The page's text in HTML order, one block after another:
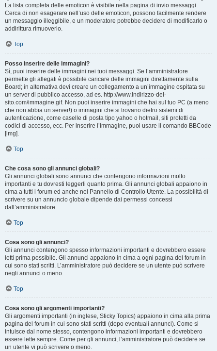
La lista completa delle emoticon è visibile nella pagina di invio messaggi.
Cerca di non esagerare nell’uso delle emoticon, possono facilmente rendere
un messaggio illeggibile, e un moderatore potrebbe decidere di modificarlo o
addirittura rimuoverlo.
Top
Posso inserire delle immagini?
Sì, puoi inserire delle immagini nei tuoi messaggi. Se l’amministratore
permette gli allegati è possibile caricare delle immagini direttamente sulla
Board; in alternativa devi creare un collegamento a un’immagine ospitata su
un server di pubblico accesso, ad es. http://www.indirizzo-del-
sito.com/immagine.gif. Non puoi inserire immagini che hai sul tuo PC (a meno
che non abbia un server!) o immagini che si trovano dietro sistemi di
autenticazione, come caselle di posta tipo yahoo o hotmail, siti protetti da
codici di accesso, ecc. Per inserire l’immagine, puoi usare il comando BBCode
[img].
Top
Che cosa sono gli annunci globali?
Gli annunci globali sono annunci che contengono informazioni molto
importanti e tu dovresti leggerli quanto prima. Gli annunci globali appaiono in
cima a tutti i forum ed anche nel Pannello di Controllo Utente. La possibilità di
scrivere su un annuncio globale dipende dai permessi concessi
dall’amministratore.
Top
Cosa sono gli annunci?
Gli annunci contengono spesso informazioni importanti e dovrebbero essere
letti prima possibile. Gli annunci appaiono in cima a ogni pagina del forum in
cui sono stati scritti. L’amministratore può decidere se un utente può scrivere
negli annunci o meno.
Top
Cosa sono gli argomenti importanti?
Gli argomenti importanti (in inglese, Sticky Topics) appaiono in cima alla prima
pagina del forum in cui sono stati scritti (dopo eventuali annunci). Come si
intuisce dal nome stesso, contengono informazioni importanti e dovrebbero
essere lette sempre. Come per gli annunci, l’amministratore può decidere se
un utente vi può scrivere o meno.